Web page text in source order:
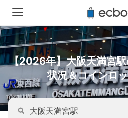
【2026年】大阪天満宮駅
状況＆コインロ